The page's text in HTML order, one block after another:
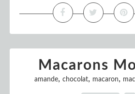
Macarons
amande, chocolat, macaron,